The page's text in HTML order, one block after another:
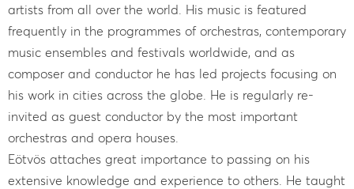
artists from all over the world. His music is featured
frequently in the programmes of orchestras, contemporary
music ensembles and festivals worldwide, and as
composer and conductor he has led projects focusing on
his work in cities across the globe. He is regularly re-
invited as guest conductor by the most important
orchestras and opera houses.
Eötvös attaches great importance to passing on his
extensive knowledge and experience to others. He taught